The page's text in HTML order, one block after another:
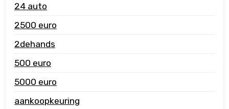
24 auto
2500 euro
2dehands
500 euro
5000 euro
aankoopkeuring